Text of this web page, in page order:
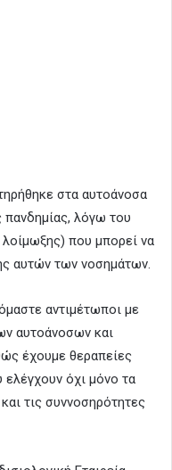
στα αυτοάνοσα
πανδημίας, λόγω του
που μπορεί να
αυτών των νοσημάτων.
αντιμέτωποι με
αυτοάνοσων και
έχουμε θεραπείες
όχι μόνο τα
τις συννοσηρότητες